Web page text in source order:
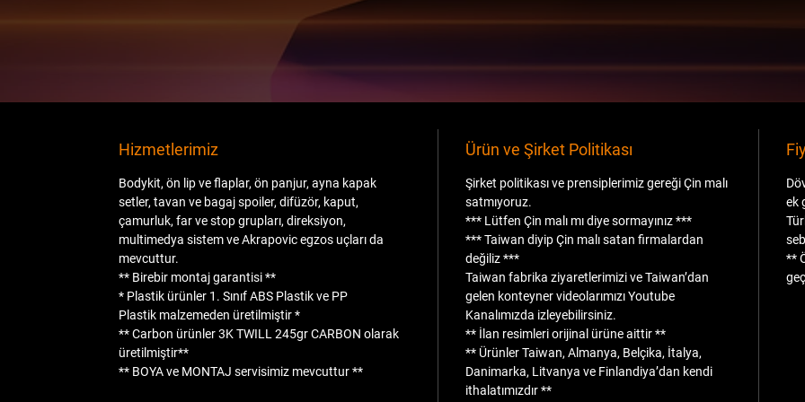
Hizmetlerimiz
Bodykit, ön lip ve flaplar, ön panjur, ayna kapak
setler, tavan ve bagaj spoiler, difüzör, kaput,
çamurluk, far ve stop grupları, direksiyon,
multimedya sistem ve Akrapovic egzos uçları da
mevcuttur.
** Birebir montaj garantisi **
* Plastik ürünler 1. Sınıf ABS Plastikve PP
Plastik malzemeden üretilmiştir *
** Carbon ürünler3K TWILL 245gr CARBON olarak
üretilmiştir**
** BOYAve MONTAJ servisimiz mevcuttur **
Ürün ve Şirket Politikası
Şirket politikası ve prensiplerimiz gereği Çin malı
satmıyoruz.
*** Lütfen Çin malı mı diye sormayınız ***
*** Taiwan diyip Çin malı satan firmalardan
değiliz ***
Taiwan fabrika ziyaretlerimizi ve Taiwan’dan
gelen konteyner videolarımızı Youtube
Kanalımızda izleyebilirsiniz.
** İlan resimleri orijinal ürüne aittir **
** Ürünler Taiwan, Almanya, Belçika, İtalya,
Danimarka, Litvanya ve Finlandiya’dan kendi
ithalatımızdır **
ek
**